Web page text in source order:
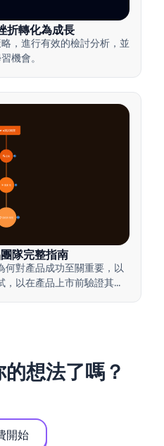
折轉化為成長
，進行有效的檢討分析，並
機會。
🔍 定義 4
🎯 重要性 7
📋 流程與類型 20
測試概覽
隊完整指南
對產品成功至關重要，以
以在產品上市前驗證其品
想法了嗎？
開始